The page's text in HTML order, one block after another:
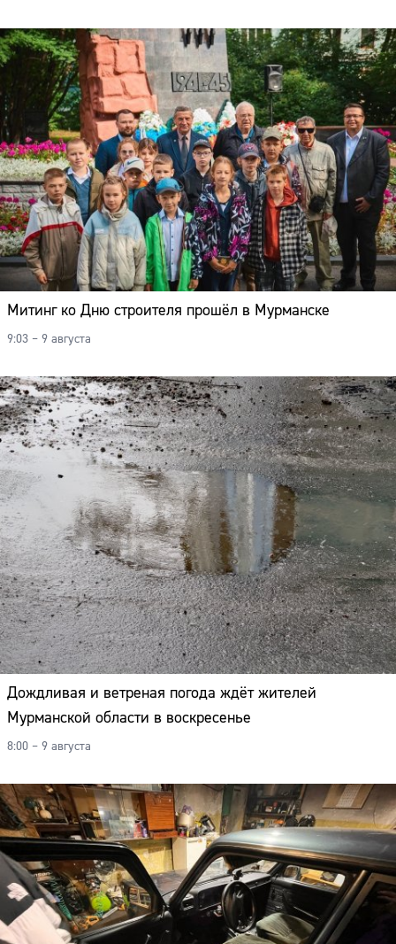
Митинг ко Дню строителя прошёл в Мурманске
9:03 – 9 августа
Дождливая и ветреная погода ждёт жителей
Мурманской области в воскресенье
8:00 – 9 августа